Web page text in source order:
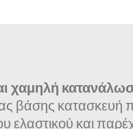
χαμηλή
βάσης κατασκευή
και